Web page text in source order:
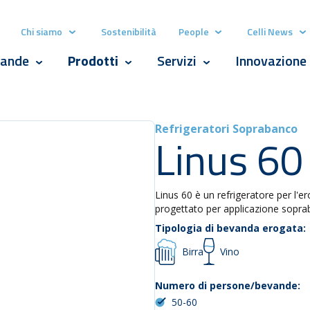
Chi siamo Show submenu for Chi siamo
Sostenibilità People Show submenu for
Celli News
Show submenu for Bevande
Prodotti Show submenu for Prodotti
Servizi Show submenu for
Innovazione
Refrigeratori Soprabanco
Linus 60
Linus 60 è un refrigeratore per
progettato per applicazione
Tipologia di bevanda erogata:
Birra
Vino
Numero di persone/bevande:
50-60